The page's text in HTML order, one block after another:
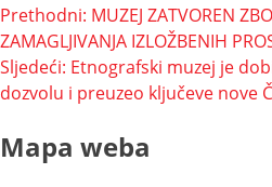
Navigacija
objava
Prethodni: MUZEJ ZATVOREN
ZAMAGLJIVANJA IZLOŽBENIH
Sljedeći: Etnografski muzej je
dozvolu i preuzeo ključeve nove
Mapa weba